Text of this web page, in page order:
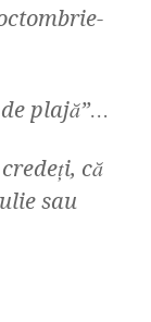
plajă”…
că
sau